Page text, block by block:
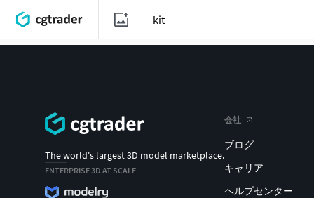
The world's largest 3D model marketplace.
ENTERPRISE 3D AT SCALE
会社
ブログ
キャリア
ヘルプセンター